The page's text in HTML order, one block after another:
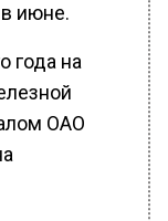
июне.
года на
ОАО